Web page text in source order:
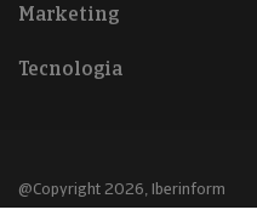
Marketing
Tecnologia
@Copyright 2026, Iberinform